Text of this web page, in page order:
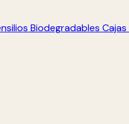
Biodegradables